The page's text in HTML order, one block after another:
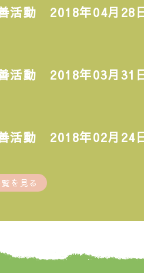
活動 2018年04月28
活動 2018年03月31
活動 2018年02月24
を見る